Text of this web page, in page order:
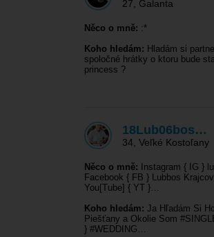
27 Galanta
Něco o mně: :*
Koho hledám: Hladám si
spoločné hrátky o ktoru bude
princess ?
18Lub06bos…
34 Veľké Kostoľany
Něco o mně: Instagram { IG }
Facebook { FB } Lubbos
You[Tube] { YT }…
Koho hledám: Ja Hľadám Si
Piešťany a Okolie Som
} #WEDDING…